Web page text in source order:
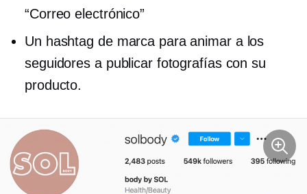
“Correo electrónico”
Un hashtag de marca para animar a los
seguidores a publicar fotografías con su
producto.